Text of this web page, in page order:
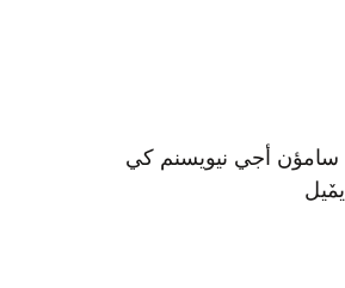
سامؤن أجي نيويسنم کي